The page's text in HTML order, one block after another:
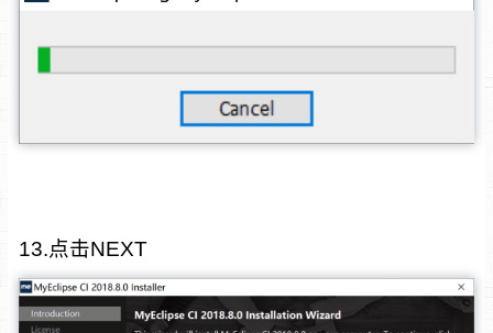
13.点击NEXT